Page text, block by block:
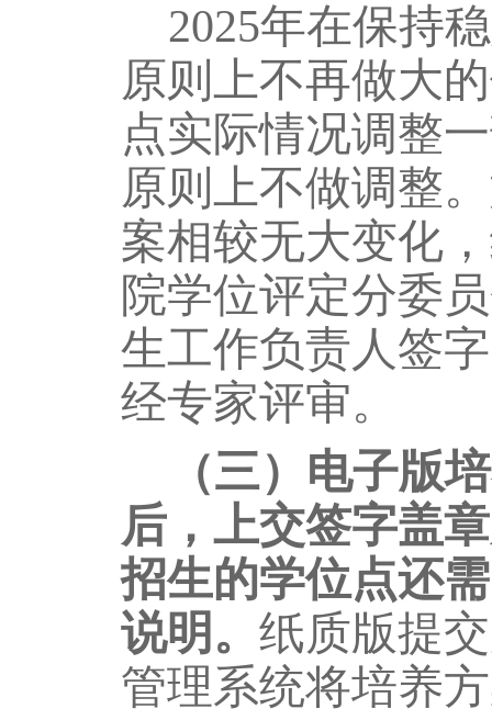
2025年在保持
原则上不再做大
点实际情况调整
原则上不做调整
案相较无大变化
院学位评定分委
生工作负责人签
经专家评审。
（三） 电子版
后，上交签字盖
招生的学位点还
说明 。 纸质版提
管理系统将培养